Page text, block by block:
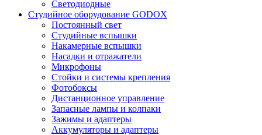
Светодиодные
Студийное оборудование GODOX
Постоянный свет
Студийные вспышки
Накамерные вспышки
Насадки и отражатели
Микрофоны
Стойки и системы крепления
Фотобоксы
Дистанционное управление
Запасные лампы и колпаки
Зажимы и адаптеры
Аккумуляторы и адаптеры